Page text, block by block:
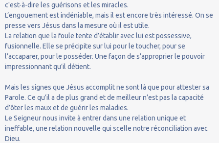
c'est-à-dire les guérisons et les miracles.
L’engouement est indéniable, mais il est encore très intéressé. On se
presse vers Jésus dans la mesure où il est utile.
La relation que la foule tente d’établir avec lui est possessive,
fusionnelle. Elle se précipite sur lui pour le toucher, pour se
l’accaparer, pour le posséder. Une façon de s’approprier le pouvoir
impressionnant qu’il détient.
Mais les signes que Jésus accomplit ne sont là que pour attester sa
Parole. Ce qu’il a de plus grand et de meilleur n’est pas la capacité
d’ôter les maux et de guérir les maladies.
Le Seigneur nous invite à entrer dans une relation unique et
ineffable, une relation nouvelle qui scelle notre réconciliation avec
Dieu.